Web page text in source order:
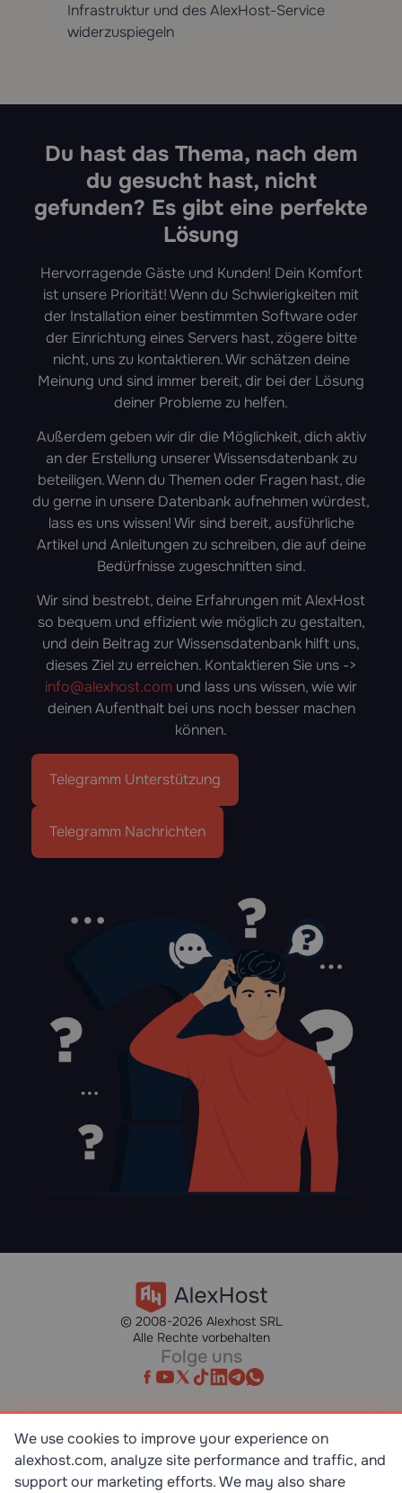
Infrastruktur und des AlexHost-Service
widerzuspiegeln
Du hast das Thema, nach dem
du gesucht hast, nicht
gefunden? Es gibt eine perfekte
Lösung
Hervorragende Gäste und Kunden! Dein Komfort
ist unsere Priorität! Wenn du Schwierigkeiten mit
der Installation einer bestimmten Software oder
der Einrichtung eines Servers hast, zögere bitte
nicht, uns zu kontaktieren. Wir schätzen deine
Meinung und sind immer bereit, dir bei der Lösung
deiner Probleme zu helfen.
Außerdem geben wir dir die Möglichkeit, dich aktiv
an der Erstellung unserer Wissensdatenbank zu
beteiligen. Wenn du Themen oder Fragen hast, die
du gerne in unsere Datenbank aufnehmen würdest,
lass es uns wissen! Wir sind bereit, ausführliche
Artikel und Anleitungen zu schreiben, die auf deine
Bedürfnisse zugeschnitten sind.
Wir sind bestrebt, deine Erfahrungen mit AlexHost
so bequem und effizient wie möglich zu gestalten,
und dein Beitrag zur Wissensdatenbank hilft uns,
dieses Ziel zu erreichen. Kontaktieren Sie uns ->
info@alexhost.com und lass uns wissen, wie wir
deinen Aufenthalt bei uns noch besser machen
können.
Telegramm Unterstützung
Telegramm Nachrichten
© 2008-2026 Alexhost SRL
Alle Rechte vorbehalten
Folge uns
SR EN ISO/IEC 27001:2023
STANDART
We use cookies to improve your experience on
alexhost.com, analyze site performance and traffic, and
support our marketing efforts. We may also share